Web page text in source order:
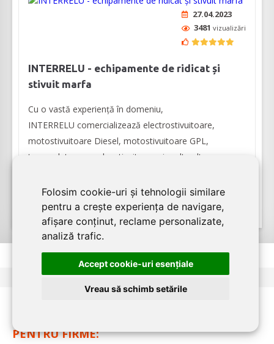
Folosim cookie-uri și tehnologii similare
pentru a crește experiența de navigare,
afișare conținut, reclame personalizate,
analiză trafic.
Accept cookie-uri esenţiale
Vreau să schimb setările
27.04.2023
3481 vizualizări
INTERRELU - echipamente de ridicat și
stivuit marfa
Cu o vastă experiență în domeniu,
INTERRELU comercializează electrostivuitoare,
motostivuitoare Diesel, motostivuitoare GPL,
transpalete manuale, stivuitoare și multe alte
devenit import...
< 1 2 3 >
PENTRU FIRME: